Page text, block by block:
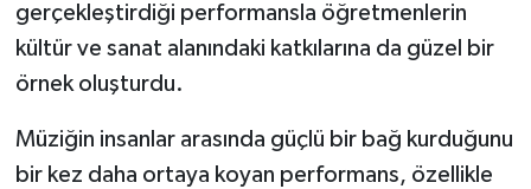
gerçekleştirdiği performansla öğretmenlerin
kültür ve sanat alanındaki katkılarına da güzel bir
örnek oluşturdu.
Müziğin insanlar arasında güçlü bir bağ kurduğunu
bir kez daha ortaya koyan performans, özellikle